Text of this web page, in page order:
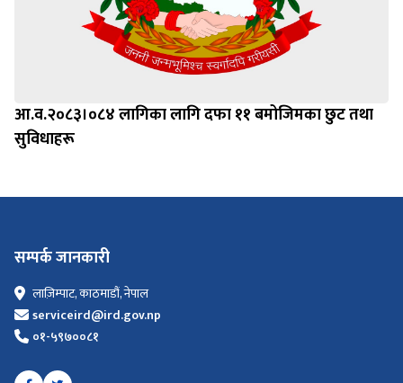
आ.व.२०८३।०८४ लागिका लागि दफा ११ बमोजिमका छुट तथा
सुविधाहरू
सम्पर्क जानकारी
लाज़िम्पाट, काठमाडौं, नेपाल
serviceird@ird.gov.np
०१-५९७००८१